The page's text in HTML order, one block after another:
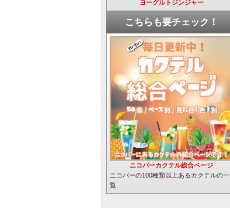
ヨーグルトジンジャー
こちらも要チェック！
ニコバーカクテル総合ページ
ニコバーの100種類以上あるカクテルの一
覧